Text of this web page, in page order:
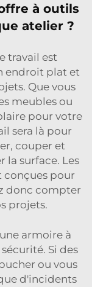
à outils
atelier ?
travail est
endroit plat et
Que vous
meubles ou
pour votre
sera là pour
couper et
la surface. Les
conçues pour
donc compter
projets.
armoire à
Si des
ou vous
d'incidents